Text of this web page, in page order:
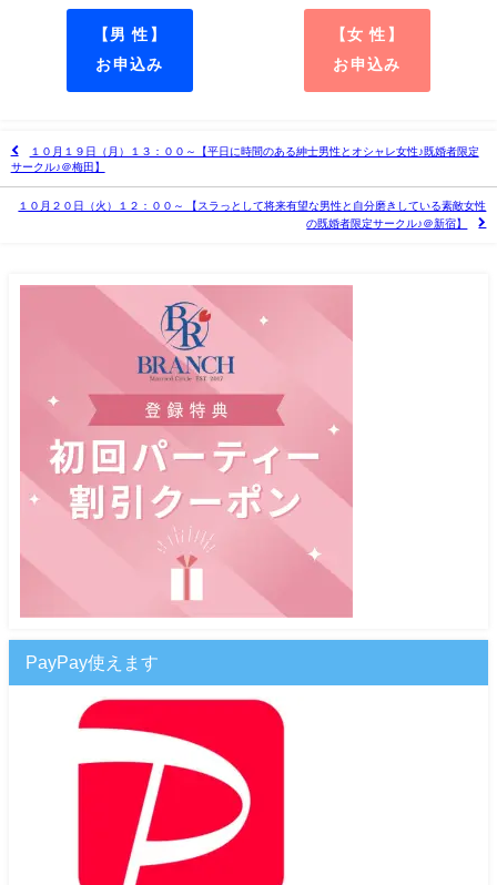
【男 性】
お申込み
【女 性】
お申込み
１０月１９日（月）１３：００～【平日に時間のある紳士男性とオシャレ女性♪既婚者限定
サークル♪＠梅田】
１０月２０日（火）１２：００～ 【スラっとして将来有望な男性と自分磨きしている素敵女性
の既婚者限定サークル♪＠新宿】
PayPay使えます